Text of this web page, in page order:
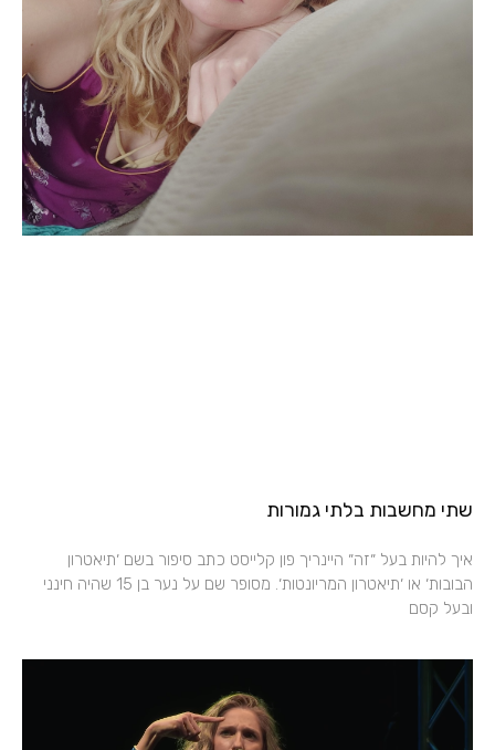
שתי מחשבות בלתי גמורות
איך להיות בעל ״זה״ היינריך פון קלייסט כתב סיפור בשם ׳תיאטרון
הבובות׳ או ׳תיאטרון המריונטות׳. מסופר שם על נער בן 15 שהיה חינני
ובעל קסם